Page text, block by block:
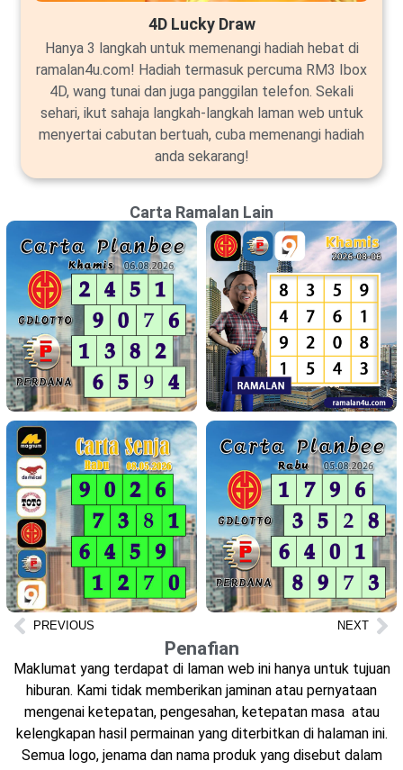
4D Lucky Draw
Hanya 3 langkah untuk memenangi hadiah hebat di
ramalan4u.com! Hadiah termasuk percuma RM3 Ibox
4D, wang tunai dan juga panggilan telefon. Sekali
sehari, ikut sahaja langkah-langkah laman web untuk
menyertai cabutan bertuah, cuba memenangi hadiah
anda sekarang!
Carta Ramalan Lain
PREVIOUS NEXT
Penafian
Maklumat yang terdapat di laman web ini hanya untuk tujuan
hiburan. Kami tidak memberikan jaminan atau pernyataan
mengenai ketepatan, pengesahan, ketepatan masa atau
kelengkapan hasil permainan yang diterbitkan di halaman ini.
Semua logo, jenama dan nama produk yang disebut dalam